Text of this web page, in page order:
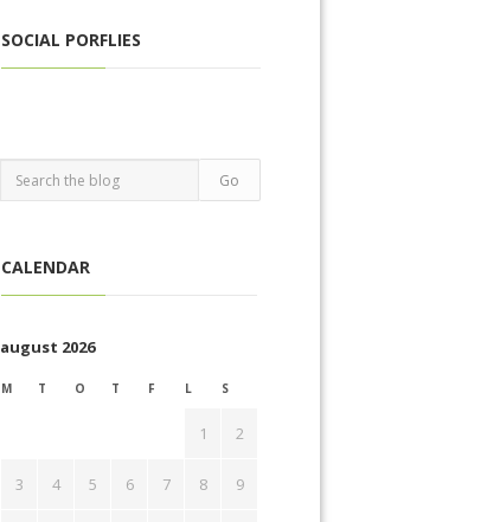
SOCIAL PORFLIES
CALENDAR
august 2026
M T O T F L S
1 2
3 4 5 6 7 8 9